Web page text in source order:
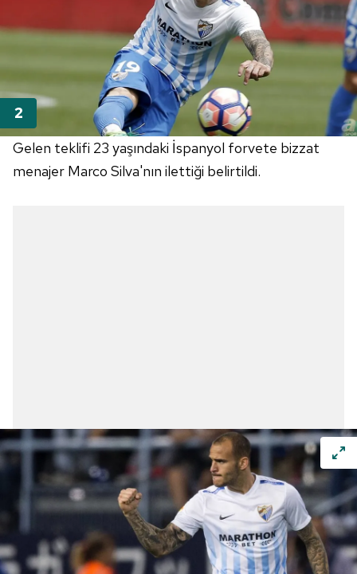
Gelen teklifi 23 yaşındaki İspanyol forvete bizzat
menajer Marco Silva'nın ilettiği belirtildi.